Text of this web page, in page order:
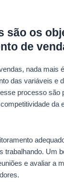
são os
de
nada mais
das variáveis e
processo são
da
trabalhando. Um
e avaliar a